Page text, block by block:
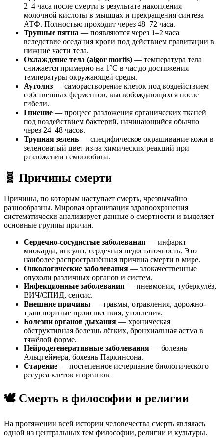
2–4 часа после смерти в результате накопления
молочной кислоты в мышцах и прекращения синтеза
АТФ. Полностью проходит через 48–72 часа.
Трупные пятна — появляются через 1–2 часа
вследствие оседания крови под действием гравитации в
нижние части тела.
Охлаждение тела (algor mortis) — температура тела
снижается примерно на 1°C в час до достижения
температуры окружающей среды.
Аутолиз — саморастворение клеток под воздействием
собственных ферментов, высвобождающихся после
гибели.
Гниение — процесс разложения органических тканей
под воздействием бактерий, начинающийся обычно
через 24–48 часов.
Трупная зелень — специфическое окрашивание кожи в
зеленоватый цвет из-за химических реакций при
разложении гемоглобина.
🧬 Причины смерти
Причины, по которым наступает смерть, чрезвычайно
разнообразны. Мировая организация здравоохранения
систематически анализирует данные о смертности и выделяет
основные группы причин.
Сердечно-сосудистые заболевания — инфаркт
миокарда, инсульт, сердечная недостаточность. Это
наиболее распространённая причина смерти в мире.
Онкологические заболевания — злокачественные
опухоли различных органов и систем.
Инфекционные заболевания — пневмония, туберкулёз,
ВИЧ/СПИД, сепсис.
Внешние причины — травмы, отравления, дорожно-
транспортные происшествия, утопления.
Болезни органов дыхания — хроническая
обструктивная болезнь лёгких, бронхиальная астма в
тяжёлой форме.
Нейродегенеративные заболевания — болезнь
Альцгеймера, болезнь Паркинсона.
Старение — постепенное исчерпание биологического
ресурса клеток и органов.
🕊️ Смерть в философии и религии
На протяжении всей истории человечества смерть являлась
одной из центральных тем философии, религии и культуры.